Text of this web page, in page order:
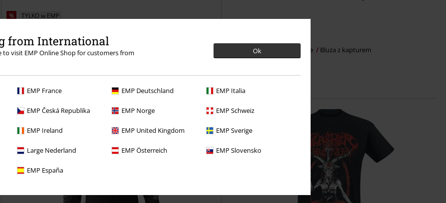
from International
to visit EMP Online Shop for customers from
Ok
EMP France EMP Deutschland EMP Italia
EMP Česká Republika EMP Norge EMP Schweiz
EMP Ireland EMP United Kingdom EMP Sverige
Large Nederland EMP Österreich EMP Slovensko
EMP España
% TYLKO w EMP
99.90 zł
Logo Cord Cap Paleface Swiss Czapka Everblack Blue Lorna Shore Bluza z kapturem